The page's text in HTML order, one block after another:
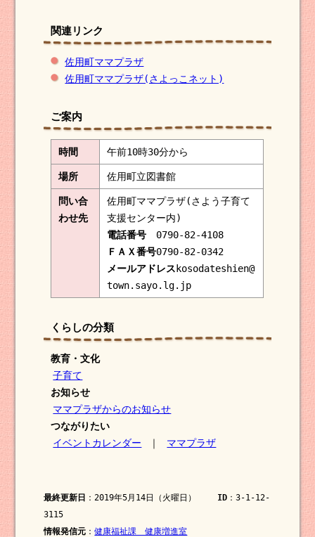
関連リンク
佐用町ママプラザ
佐用町ママプラザ(さよっこネット)
ご案内
時間 午前10時30分から
場所 佐用町立図書館
問い合
わせ先
佐用町ママプラザ(さよう子育て
支援センター内)
電話番号 0790-82-4108
ＦＡＸ番号0790-82-0342
メールアドレス kosodateshien@
town.sayo.lg.jp
くらしの分類
教育・文化
子育て
お知らせ
ママプラザからのお知らせ
つながりたい
イベントカレンダー
｜ ママプラザ
最終更新日 ：2019年5月14日（火曜日） ID ：3-1-12-
3115
情報発信元 ：健康福祉課 健康増進室